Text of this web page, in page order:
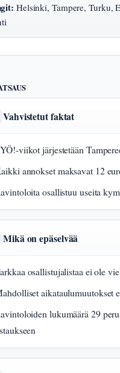
Helsinki, Tampere, Turku,
Vahvistetut faktat
viikot järjestetään
annokset maksavat 12
osallistuu useita
Mikä on epäselvää
osallistujalistaa ei ole
aikataulumuutokset
lukumäärä 29